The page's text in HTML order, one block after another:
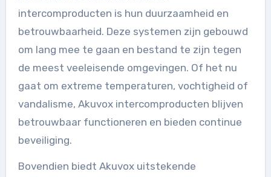
intercomproducten is hun duurzaamheid en
betrouwbaarheid. Deze systemen zijn gebouwd
om lang mee te gaan en bestand te zijn tegen
de meest veeleisende omgevingen. Of het nu
gaat om extreme temperaturen, vochtigheid of
vandalisme, Akuvox intercomproducten blijven
betrouwbaar functioneren en bieden continue
beveiliging.
Bovendien biedt Akuvox uitstekende